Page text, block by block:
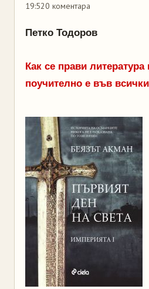
19:520 коментара
Петко Тодоров
Как се прави литература
поучително е във